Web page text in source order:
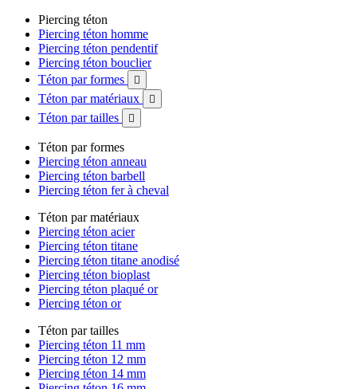
Piercing téton
Piercing téton homme
Piercing téton pendentif
Piercing téton bouclier
Téton par formes

Téton par matériaux 
Téton par tailles 
Téton par formes
Piercing téton anneau
Piercing téton barbell
Piercing téton fer à cheval
Téton par matériaux
Piercing téton acier
Piercing téton titane
Piercing téton titane anodisé
Piercing téton bioplast
Piercing téton plaqué or
Piercing téton or
Téton par tailles
Piercing téton 11 mm
Piercing téton 12 mm
Piercing téton 14 mm